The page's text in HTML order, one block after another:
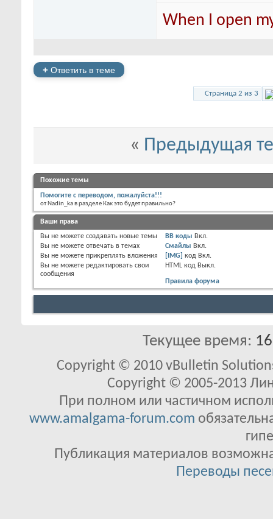
When I open
+ Ответить в теме
Страница 2 из 3
« Предыдущая
Похожие темы
Помогите с переводом, пожалуйста!!!
от Nadin_ka в разделе Как это будет правильно?
Ваши права
Вы не можете создавать новые темы
Вы не можете отвечать в темах
Вы не можете прикреплять вложения
Вы не можете редактировать свои
сообщения
BB коды Вкл.
Смайлы Вкл.
[IMG] код Вкл.
HTML код Выкл.
Правила форума
Текущее время:
Copyright © 2010 vBulletin
Copyright © 2005-2013
При полном или частичном
www.amalgama-forum.com
Публикация материалов
Переводы